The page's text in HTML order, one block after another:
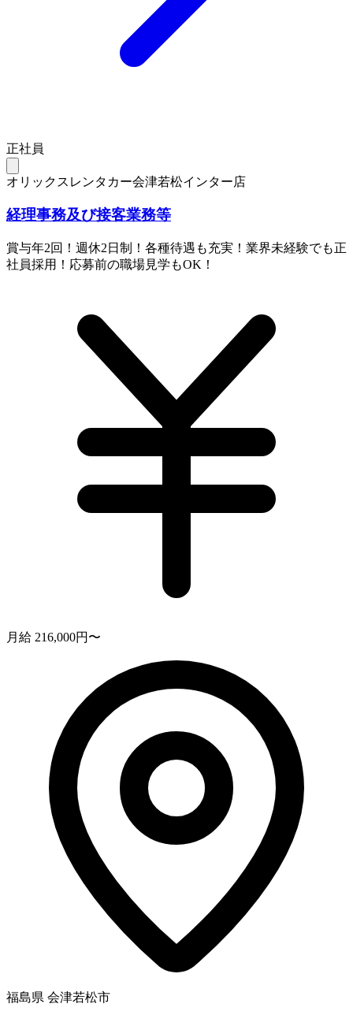
正社員
オリックスレンタカー会津若松インター店
経理事務及び接客業務等
賞与年2回！週休2日制！各種待遇も充実！業界未経験でも正
社員採用！応募前の職場見学もOK！
月給 216,000円〜
福島県 会津若松市